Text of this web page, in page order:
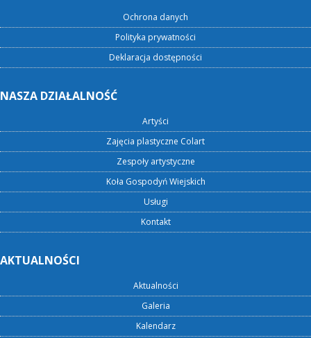
Ochrona danych
Polityka prywatności
Deklaracja dostępności
NASZA DZIAŁALNOŚĆ
Artyści
Zajęcia plastyczne Colart
Zespoły artystyczne
Koła Gospodyń Wiejskich
Usługi
Kontakt
AKTUALNOŚCI
Aktualności
Galeria
Kalendarz